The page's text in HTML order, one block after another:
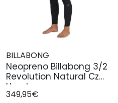
BILLABONG
Neopreno Billabong 3/2
Revolution Natural Cz
Hombr
349,95€